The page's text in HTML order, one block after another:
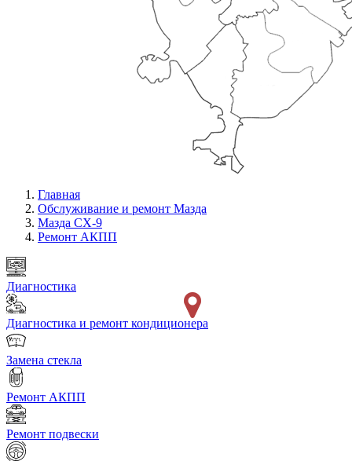
Главная
Обслуживание и ремонт Мазда
Мазда СХ-9
Ремонт АКПП
Диагностика
Диагностика и ремонт кондиционера
Замена стекла
Ремонт АКПП
Ремонт подвески